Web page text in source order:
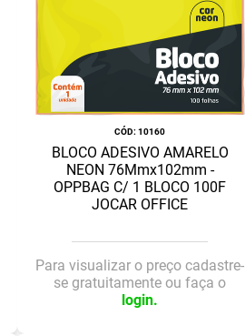
:10160
BLOCO ADESIVO AMARELO
NEON 76Mmx102mm -
OPPBAG C/ 1 BLOCO 100F
JOCAR OFFICE
Para visualizar o preço cadastre-
se gratuitamente ou faça o
login.